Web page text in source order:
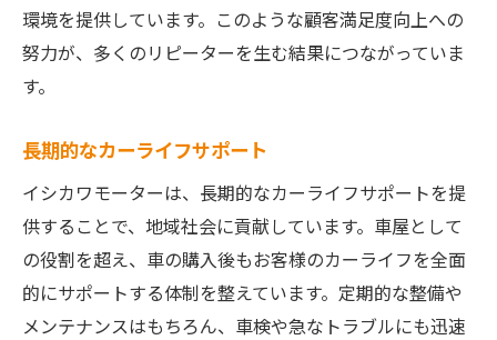
環境を提供しています。このような顧客満足度向上への
努力が、多くのリピーターを生む結果につながっていま
す。
長期的なカーライフサポート
イシカワモーターは、長期的なカーライフサポートを提
供することで、地域社会に貢献しています。車屋として
の役割を超え、車の購入後もお客様のカーライフを全面
的にサポートする体制を整えています。定期的な整備や
メンテナンスはもちろん、車検や急なトラブルにも迅速